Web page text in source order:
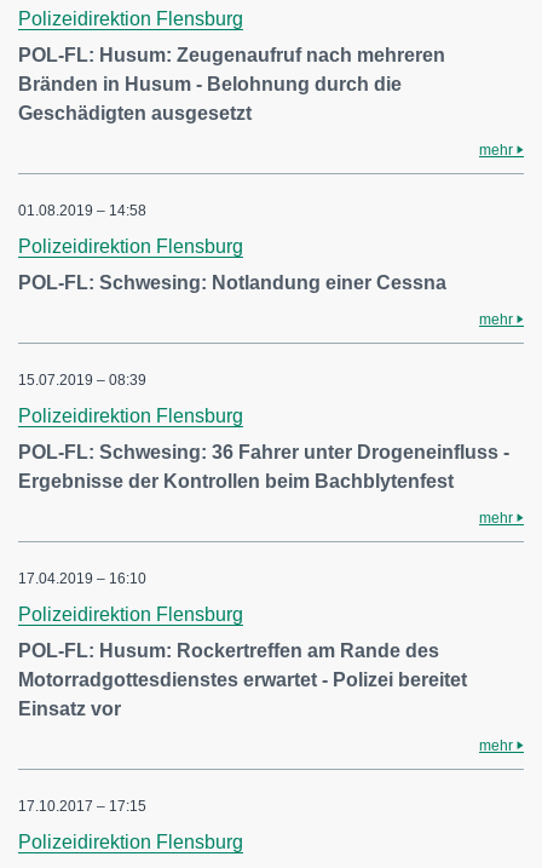
Polizeidirektion Flensburg
POL-FL: Husum: Zeugenaufruf nach mehreren
Bränden in Husum - Belohnung durch die
Geschädigten ausgesetzt
mehr
01.08.2019 – 14:58
Polizeidirektion Flensburg
POL-FL: Schwesing: Notlandung einer Cessna
mehr
15.07.2019 – 08:39
Polizeidirektion Flensburg
POL-FL: Schwesing: 36 Fahrer unter Drogeneinfluss -
Ergebnisse der Kontrollen beim Bachblytenfest
mehr
17.04.2019 – 16:10
Polizeidirektion Flensburg
POL-FL: Husum: Rockertreffen am Rande des
Motorradgottesdienstes erwartet - Polizei bereitet
Einsatz vor
mehr
17.10.2017 – 17:15
Polizeidirektion Flensburg